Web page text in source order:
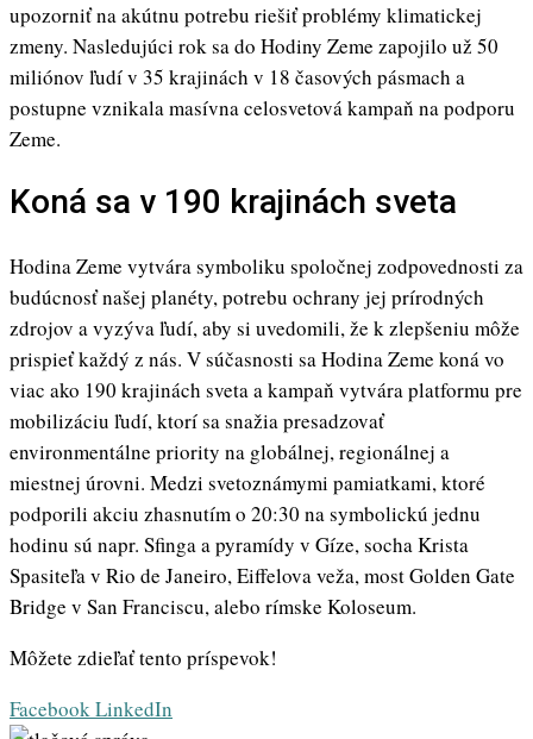
upozorniť na akútnu potrebu riešiť problémy klimatickej
zmeny. Nasledujúci rok sa do Hodiny Zeme zapojilo už 50
miliónov ľudí v 35 krajinách v 18 časových pásmach a
postupne vznikala masívna celosvetová kampaň na podporu
Zeme.
Koná sa v 190 krajinách sveta
Hodina Zeme vytvára symboliku spoločnej zodpovednosti za
budúcnosť našej planéty, potrebu ochrany jej prírodných
zdrojov a vyzýva ľudí, aby si uvedomili, že k zlepšeniu môže
prispieť každý z nás. V súčasnosti sa Hodina Zeme koná vo
viac ako 190 krajinách sveta a kampaň vytvára platformu pre
mobilizáciu ľudí, ktorí sa snažia presadzovať
environmentálne priority na globálnej, regionálnej a
miestnej úrovni. Medzi svetoznámymi pamiatkami, ktoré
podporili akciu zhasnutím o 20:30 na symbolickú jednu
hodinu sú napr. Sfinga a pyramídy v Gíze, socha Krista
Spasiteľa v Rio de Janeiro, Eiffelova veža, most Golden Gate
Bridge v San Franciscu, alebo rímske Koloseum.
Môžete zdieľať tento príspevok!
FacebookLinkedIn